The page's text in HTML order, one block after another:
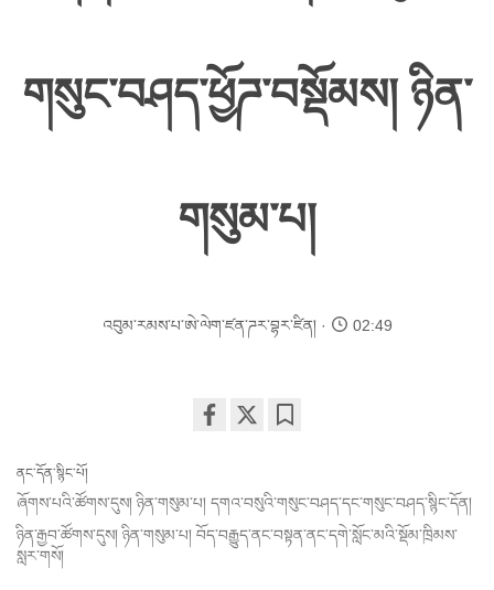
གསུང་བཤད་ཕྱོཌ་བསྡོམས། ཉིན་
གསུམ་པ།
འབུམ་རམས་པ་ཨེ་ལེག་ཛན་ཌར་བྷར་ཛིན། 02:49
facebook
ནང་དོན་སྙིང་པོ།
ཞོགས་པའི་ཚོགས་དུས། ཉིན་གསུམ་པ། དགའ་བསུའི་གསུང་བཤད་དང་གསུང་བཤད་སྙིང་དོན།
ཉིན་རྒྱབ་ཚོགས་དུས། ཉིན་གསུམ་པ། བོད་བརྒྱུད་ནང་བསྟན་ནང་དགེ་སློང་མའི་སྡོམ་ཁྲིམས་
སླར་གསོ།